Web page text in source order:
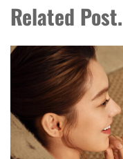
Related Post.